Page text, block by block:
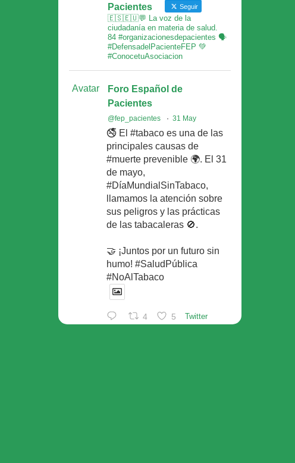
Pacientes
Seguir
🇪🇸🇪🇺💬 La voz de la
ciudadanía en materia de salud.
84 #organizacionesdepacientes 🗣
#DefensadelPacienteFEP 💚
#ConocetuAsociacion
Avatar
Foro Español de
Pacientes
@fep_pacientes · 31 May
🚭 El #tabaco es una de las
principales causas de
#muerte prevenible 🌍. El 31
de mayo,
#DíaMundialSinTabaco,
llamamos la atención sobre
sus peligros y las prácticas
de las tabacaleras 🚫.
🤝 ¡Juntos por un futuro sin
humo! #SaludPública
#NoAlTabaco
4 5 Twitter